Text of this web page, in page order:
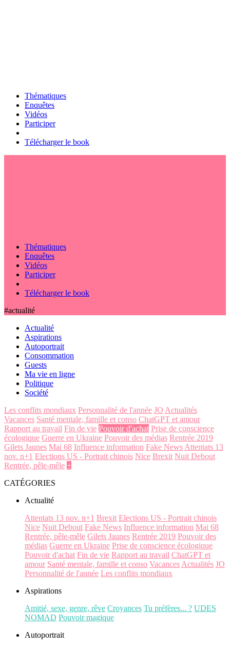
Thématiques
Enquêtes
Vidéos
Participer
Télécharger le book
Thématiques
Enquêtes
Vidéos
Participer
Télécharger le book
#actualité
Actualité
Aspirations
Autoportrait
Consommation
Guests
Ma vie en ligne
Politique
Société
Les conflits mondiaux Personnalité de l'année JO Actualités
Vacances Santé mentale, famille et conso ChatGPT et amour
Rapport au travail Fin de vie Pouvoir d'achat Prise de conscience
écologique Guerre en Ukraine Pouvoir des médias Rentrée 2019
Gilets Jaunes Mai 68 Influence information Fake News Attentats 13
nov. n+1 Elections US - Portrait chinois Nice Brexit Nuit Debout
Rentrée, pêle-mêle +
CATÉGORIES
Actualité
Attentats 13 nov. n+1 Brexit Elections US - Portrait chinois
Nice Nuit Debout Fake News Influence information Mai 68
Rentrée, pêle-mêle Gilets Jaunes Rentrée 2019 Pouvoir des
médias Guerre en Ukraine Prise de conscience écologique
Pouvoir d'achat Fin de vie Rapport au travail ChatGPT et
amour Santé mentale, famille et conso Vacances Actualités JO
Personnalité de l'année Les conflits mondiaux
Aspirations
Amitié, sexe, genre, rêve Croyances Tu préfères... ? UDES
NOMAD Pouvoir magique
Autoportrait